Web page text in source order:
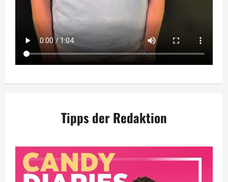
Tipps der Redaktion